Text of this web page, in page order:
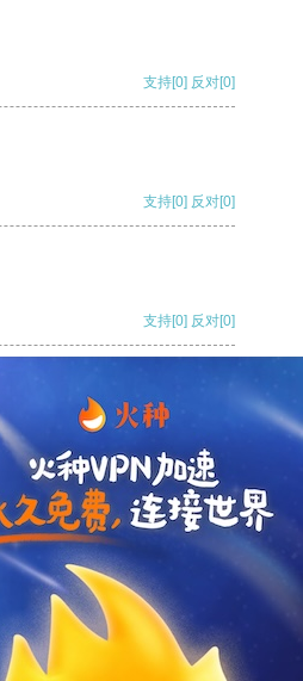
支持[0] 反对[0]
支持[0] 反对[0]
支持[0] 反对[0]
反对